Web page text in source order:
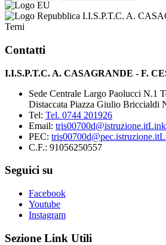
I.I.S.P.T.C. A.
Terni
Contatti
I.I.S.P.T.C. A. CASAGRANDE - F.
Sede Centrale Largo Paolucci N.1
Distaccata Piazza Giulio Briccialdi
Tel: Tel. 0744 201926
Email: tris00700d@istruzione.itLink
PEC: tris00700d@pec.istruzione.it
C.F.: 91056250557
Seguici su
Facebook
Youtube
Instagram
Sezione Link Utili